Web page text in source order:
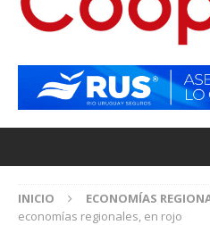
INICIO ECONOMÍAS
economías regionales, en rojo